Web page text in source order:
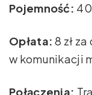
Pojemność:
Opłata: 8 zł
w komunikacji
Połączenia: